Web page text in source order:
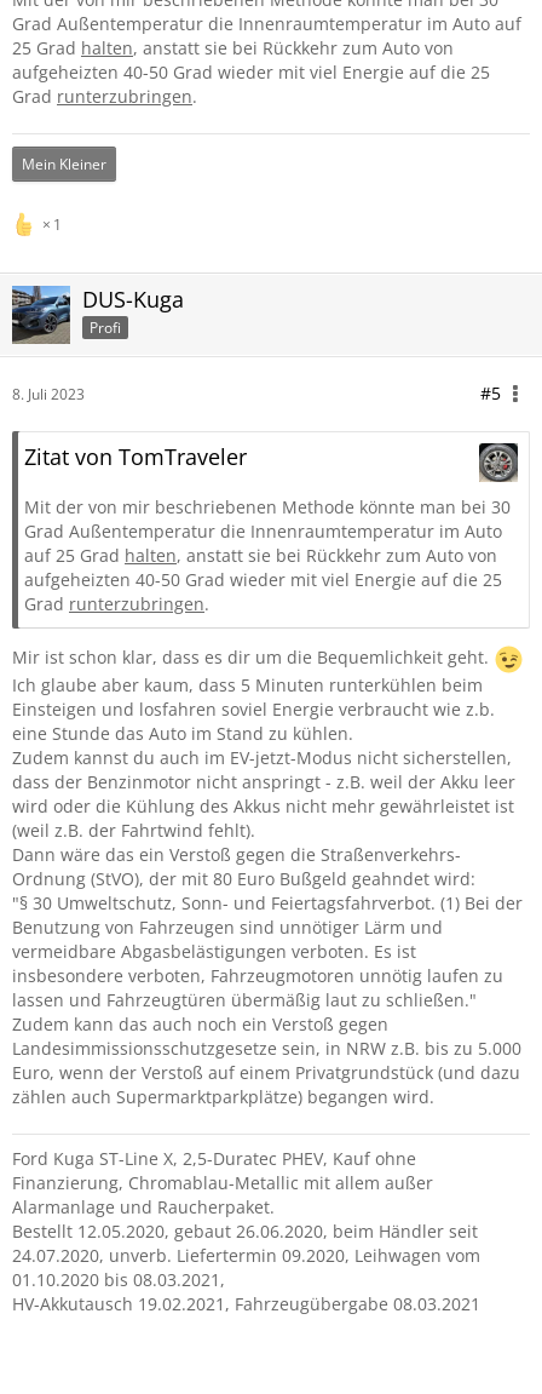
Grad Außentemperatur die Innenraumtemperatur im Auto auf
25 Grad halten, anstatt sie bei Rückkehr zum Auto von
aufgeheizten 40-50 Grad wieder mit viel Energie auf die 25
Grad runterzubringen.
Mein Kleiner
1
DUS-Kuga
Profi
8. Juli 2023 #5
Zitat von TomTraveler
Mit der von mir beschriebenen Methode könnte man bei 30
Grad Außentemperatur die Innenraumtemperatur im Auto
auf 25 Grad halten, anstatt sie bei Rückkehr zum Auto von
aufgeheizten 40-50 Grad wieder mit viel Energie auf die 25
Grad runterzubringen.
Mir ist schon klar, dass es dir um die Bequemlichkeit geht.
Ich glaube aber kaum, dass 5 Minuten runterkühlen beim
Einsteigen und losfahren soviel Energie verbraucht wie z.b.
eine Stunde das Auto im Stand zu kühlen.
Zudem kannst du auch im EV-jetzt-Modus nicht sicherstellen,
dass der Benzinmotor nicht anspringt - z.B. weil der Akku leer
wird oder die Kühlung des Akkus nicht mehr gewährleistet ist
(weil z.B. der Fahrtwind fehlt).
Dann wäre das ein Verstoß gegen die Straßenverkehrs-
Ordnung (StVO), der mit 80 Euro Bußgeld geahndet wird:
"§ 30 Umweltschutz, Sonn- und Feiertagsfahrverbot. (1) Bei der
Benutzung von Fahrzeugen sind unnötiger Lärm und
vermeidbare Abgasbelästigungen verboten. Es ist
insbesondere verboten, Fahrzeugmotoren unnötig laufen zu
lassen und Fahrzeugtüren übermäßig laut zu schließen."
Zudem kann das auch noch ein Verstoß gegen
Landesimmissionsschutzgesetze sein, in NRW z.B. bis zu 5.000
Euro, wenn der Verstoß auf einem Privatgrundstück (und dazu
zählen auch Supermarktparkplätze) begangen wird.
Ford Kuga ST-Line X, 2,5-Duratec PHEV, Kauf ohne
Finanzierung, Chromablau-Metallic mit allem außer
Alarmanlage und Raucherpaket.
Bestellt 12.05.2020, gebaut 26.06.2020, beim Händler seit
24.07.2020, unverb. Liefertermin 09.2020, Leihwagen vom
01.10.2020 bis 08.03.2021,
HV-Akkutausch 19.02.2021, Fahrzeugübergabe 08.03.2021